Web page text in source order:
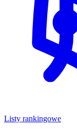
Listy rankingowe